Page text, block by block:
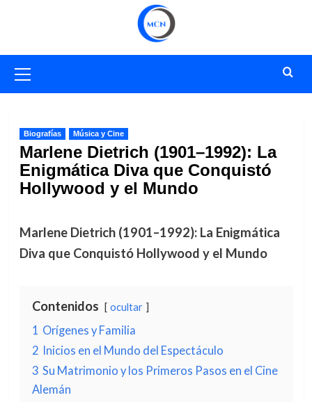
primario
Biografías Música y Cine
Marlene Dietrich (1901–1992): La
Enigmática Diva que Conquistó
Hollywood y el Mundo
Marlene Dietrich (1901–1992): La Enigmática
Diva que Conquistó Hollywood y el Mundo
Contenidos ocultar
1 Orígenes y Familia
2 Inicios en el Mundo del Espectáculo
3 Su Matrimonio y los Primeros Pasos en el Cine
Alemán